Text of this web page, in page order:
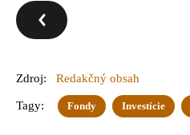
Zdroj: Redakčný obsah
Tagy: Fondy Investície